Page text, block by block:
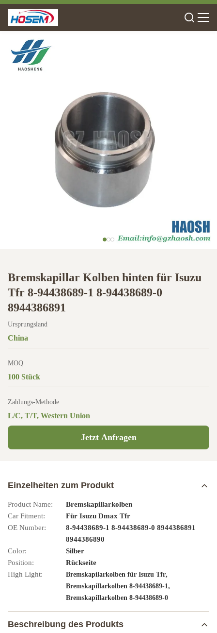
Bremskapillar Kolben hinten für Isuzu
Tfr 8-94438689-1 8-94438689-0
8944386891
Ursprungsland
China
MOQ
100 Stück
Zahlungs-Methode
L/C, T/T, Western Union
Jetzt Anfragen
Einzelheiten zum Produkt
Product Name:
Bremskapillarkolben
Car Fitment:
Für Isuzu Dmax Tfr
OE Number:
8-94438689-1 8-94438689-0 8944386891
8944386890
Color:
Silber
Position:
Rückseite
High Light:
Bremskapilarkolben für Isuzu Tfr,
Bremskapillarkolben 8-94438689-1,
Bremskapillarkolben 8-94438689-0
Beschreibung des Produkts